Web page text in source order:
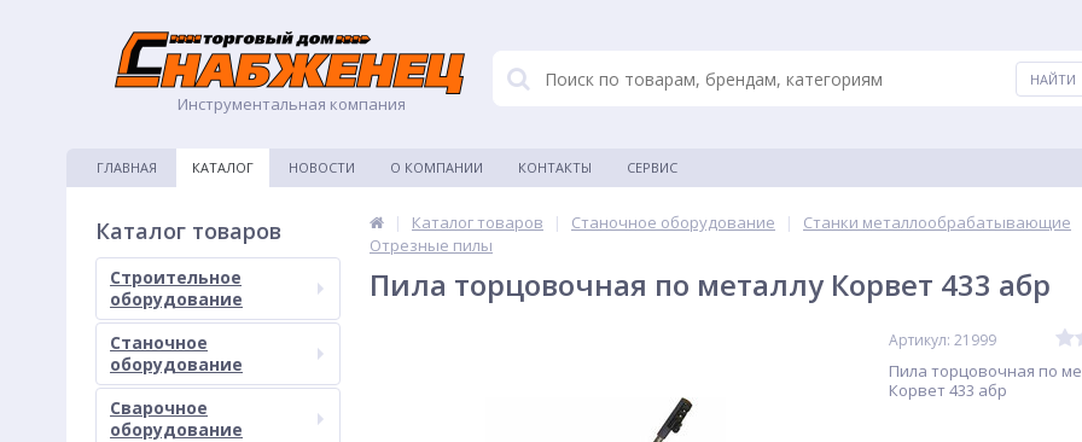
Инструментальная компания
ГЛАВНАЯ КАТАЛОГ НОВОСТИ О КОМПАНИИ КОНТАКТЫ СЕРВИС
Каталог товаров
Строительное
оборудование
Станочное
оборудование
Сварочное
оборудование
| Каталог товаров | Станочное оборудование | Станки металлообрабатывающие
Отрезные пилы
Пила торцовочная по металлу Корвет 433 абр
Артикул: 21999
Пила торцовочная по
Корвет 433 абр